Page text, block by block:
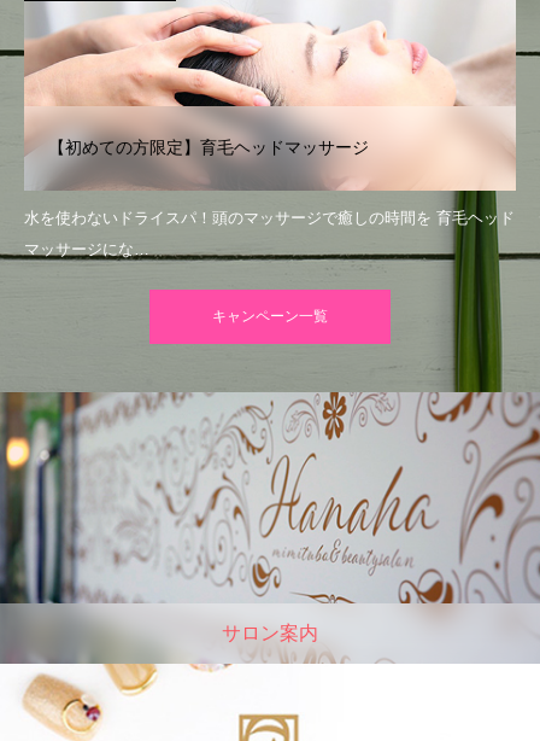
【初めての方限定】育毛ヘッドマッサージ
水を使わないドライスパ！頭のマッサージで癒しの時間を 育毛ヘッド
マッサージにな…
キャンペーン一覧
サロン案内